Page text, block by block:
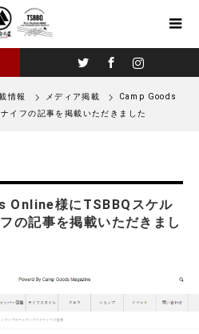
情報 メディア掲載
Camp Goods
イフの記事を掲載いただきました
Online様にTSBBQスケル
の記事を掲載いただきまし